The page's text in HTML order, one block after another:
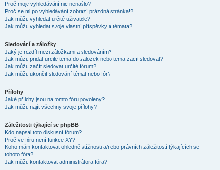
Proč moje vyhledávání nic nenašlo?
Proč se mi po vyhledávání zobrazí prázdná stránka!?
Jak můžu vyhledat určité uživatele?
Jak můžu vyhledat svoje vlastní příspěvky a témata?
Sledování a záložky
Jaký je rozdíl mezi záložkami a sledováním?
Jak můžu přidat určité téma do záložek nebo téma začít sledovat?
Jak můžu začít sledovat určité fórum?
Jak můžu ukončit sledování témat nebo fór?
Přílohy
Jaké přílohy jsou na tomto fóru povoleny?
Jak můžu najít všechny svoje přílohy?
Záležitosti týkající se phpBB
Kdo napsal toto diskusní fórum?
Proč ve fóru není funkce XY?
Koho mám kontaktovat ohledně stížnosti a/nebo právních záležitostí týkajících se
tohoto fóra?
Jak můžu kontaktovat administrátora fóra?